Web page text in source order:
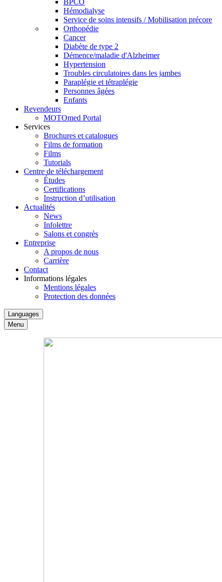
BPCO
Hémodialyse
Service de soins intensifs / Mobilisation précore
Orthopédie
Cancer
Diabète de type 2
Démence/maladie d'Alzheimer
Hypertension
Troubles circulatoires dans les jambes
Paraplégie et tétraplégie
Personnes âgées
Enfants
Revendeurs
MOTOmed Portal
Services
Brochures et catalogues
Films de formation
Films
Tutorials
Centre de téléchargement
Études
Certifications
Instruction d’utilisation
Actualités
News
Infolettre
Salons et congrès
Entreprise
A propos de nous
Carrière
Contact
Informations légales
Mentions légales
Protection des données
Languages
Menu